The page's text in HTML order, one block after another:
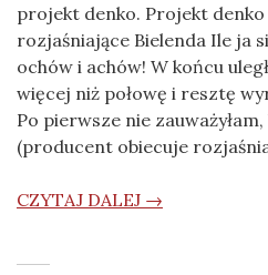
projekt denko. Projekt
rozjaśniające Bielenda Ile ja
ochów i achów! W końcu
więcej niż połowę i resztę
Po pierwsze nie zauważyłam,
(producent obiecuje
CZYTAJ DALEJ →